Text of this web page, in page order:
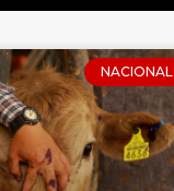
NACIONAL